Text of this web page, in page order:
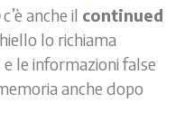
c’è anche il continued
lo richiama
le informazioni false
anche dopo